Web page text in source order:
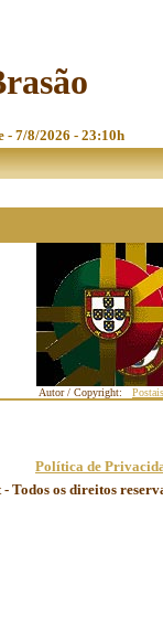
- 7/8/2026 - 23:10h
Autor / Copyright:
Política de
Todos os direitos